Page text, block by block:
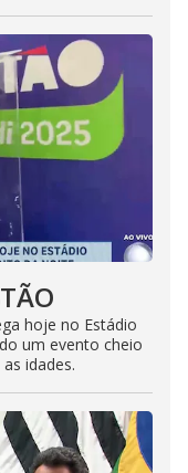
hoje no Estádio
um evento cheio
idades.